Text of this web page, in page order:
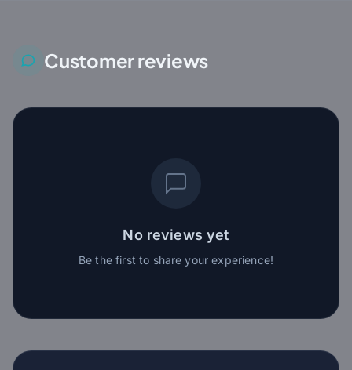
Customer reviews
No reviews yet
Be the first to share your experience!